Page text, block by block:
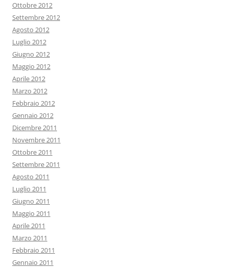
Ottobre 2012
Settembre 2012
Agosto 2012
Luglio 2012
Giugno 2012
Maggio 2012
Aprile 2012
Marzo 2012
Febbraio 2012
Gennaio 2012
Dicembre 2011
Novembre 2011
Ottobre 2011
Settembre 2011
Agosto 2011
Luglio 2011
Giugno 2011
Maggio 2011
Aprile 2011
Marzo 2011
Febbraio 2011
Gennaio 2011